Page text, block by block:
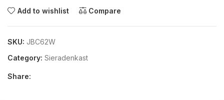
Add to wishlist Compare
SKU: JBC62W
Category: Sieradenkast
Share: